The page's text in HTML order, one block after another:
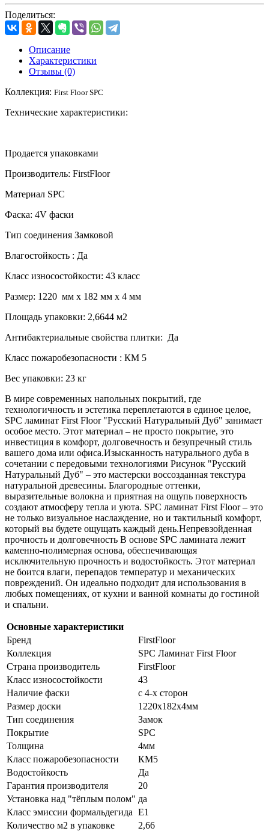
Поделиться:
Описание
Характеристики
Отзывы (0)
Коллекция: First Floor SPC
Технические характеристики:
Продается упаковками
Производитель: FirstFloor
Материал SPC
Фаска: 4V фаски
Тип соединения Замковой
Влагостойкость : Да
Класс износостойкости: 43 класс
Размер: 1220 мм х 182 мм х 4 мм
Площадь упаковки: 2,6644 м2
Антибактериальные свойства плитки: Да
Класс пожаробезопасности : КМ 5
Вес упаковки: 23 кг
В мире современных напольных покрытий, где
технологичность и эстетика переплетаются в единое целое,
SPC ламинат First Floor "Русский Натуральный Дуб" занимает
особое место. Этот материал – не просто покрытие, это
инвестиция в комфорт, долговечность и безупречный стиль
вашего дома или офиса.Изысканность натурального дуба в
сочетании с передовыми технологиями Рисунок "Русский
Натуральный Дуб" – это мастерски воссозданная текстура
натуральной древесины. Благородные оттенки,
выразительные волокна и приятная на ощупь поверхность
создают атмосферу тепла и уюта. SPC ламинат First Floor – это
не только визуальное наслаждение, но и тактильный комфорт,
который вы будете ощущать каждый день.Непревзойденная
прочность и долговечность В основе SPC ламината лежит
каменно-полимерная основа, обеспечивающая
исключительную прочность и водостойкость. Этот материал
не боится влаги, перепадов температур и механических
повреждений. Он идеально подходит для использования в
любых помещениях, от кухни и ванной комнаты до гостиной
и спальни.
Основные характеристики
Бренд
FirstFloor
Коллекция
SPC Ламинат First Floor
Страна производитель
FirstFloor
Класс износостойкости
43
Наличие фаски
с 4-х сторон
Размер доски
1220х182х4мм
Тип соединения
Замок
Покрытие
SPC
Толщина
4мм
Класс пожаробезопасности
КМ5
Водостойкость
Да
Гарантия производителя
20
Установка над "тёплым полом" да
Класс эмиссии формальдегида Е1
Количество м2 в упаковке
2,66